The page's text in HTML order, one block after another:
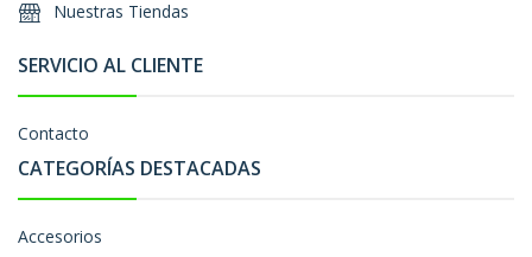
Nuestras Tiendas
SERVICIO AL CLIENTE
Contacto
CATEGORÍAS DESTACADAS
Accesorios